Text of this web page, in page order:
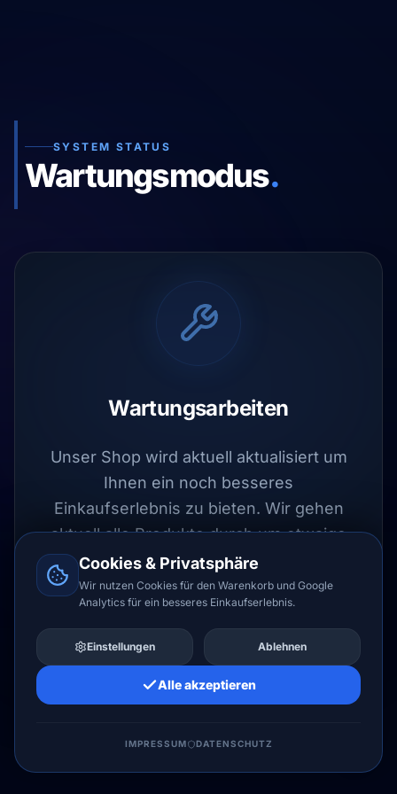
SYSTEM STATUS
Wartungsmodus.
Wartungsarbeiten
Unser Shop wird aktuell aktualisiert um
Ihnen ein noch besseres
Einkaufserlebnis zu bieten. Wir gehen
aktuell alle Produkte durch um etwaige
Fehler auszuschließen.
LIZENZHERO LTD
Cookies & Privatsphäre
Wir nutzen Cookies für den Warenkorb und Google
Analytics für ein besseres Einkaufserlebnis.
Einstellungen Ablehnen
Alle akzeptieren
IMPRESSUM DATENSCHUTZ